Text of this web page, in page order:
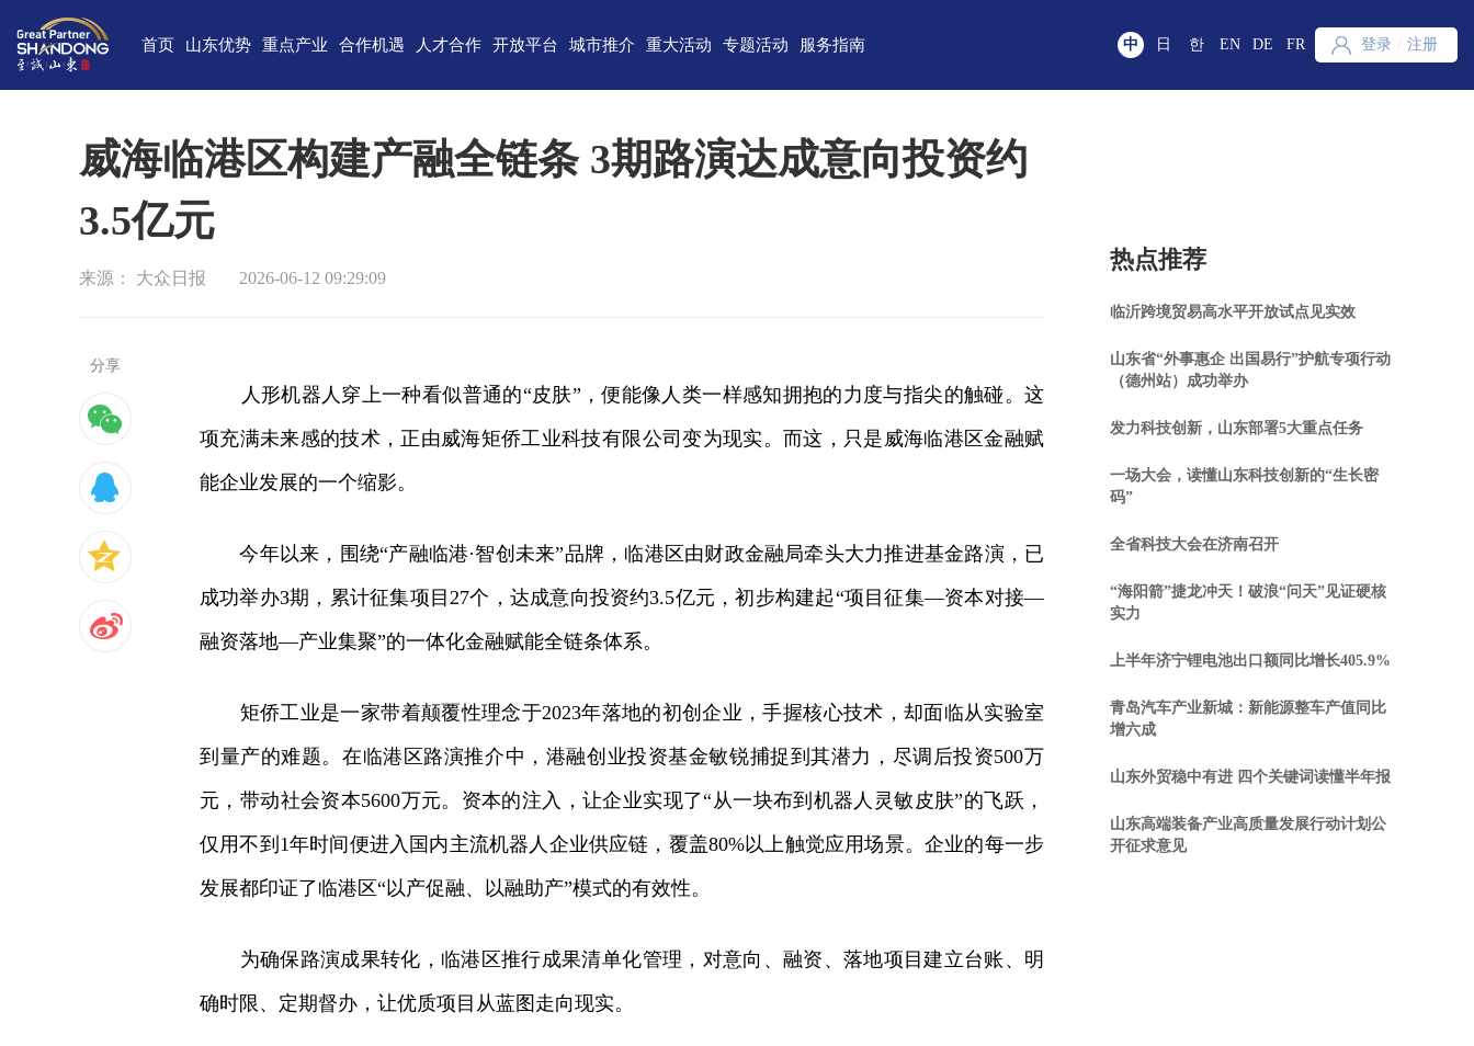
首页 山东优势
独特的区位优势
雄厚的经济基础
完备的产业体系
蓬勃的海洋经济
强大的科技实力
深厚的文化底蕴
宜居的生活环境
重点产业
新一代信息技术 高端装备
新能源 新材料
现代海洋 医养健康
高端化工
合作机遇
合作项目库
重点外资项目跟踪推进平台
人才合作
人才需求
最新招聘
开放平台
中国(山东)自由贸易试验区
高新技术产业开发区
经济（技术）开发区
城市推介
济南 青岛
枣庄
东营 烟台
滨州 菏泽
重大活动 专题活动
重点区域招商
直播山东
云招商
服务指南
政务服务
联络我们
意见建议
中 日 한 EN DE FR 登录 / 注册
威海临港区构建产融全链条 3期路演达成意向投资约
3.5亿元
来源： 大众日报 2026-06-12 09:29:09
人形机器人穿上一种看似普通的“皮肤”，便能像人类一样感知拥抱的力度与指尖的触碰。这
项充满未来感的技术，正由威海矩侨工业科技有限公司变为现实。而这，只是威海临港区金融赋
能企业发展的一个缩影。
今年以来，围绕“产融临港·智创未来”品牌，临港区由财政金融局牵头大力推进基金路演，已
成功举办3期，累计征集项目27个，达成意向投资约3.5亿元，初步构建起“项目征集—资本对接—
融资落地—产业集聚”的一体化金融赋能全链条体系。
矩侨工业是一家带着颠覆性理念于2023年落地的初创企业，手握核心技术，却面临从实验室
到量产的难题。在临港区路演推介中，港融创业投资基金敏锐捕捉到其潜力，尽调后投资500万
元，带动社会资本5600万元。资本的注入，让企业实现了“从一块布到机器人灵敏皮肤”的飞跃，
仅用不到1年时间便进入国内主流机器人企业供应链，覆盖80%以上触觉应用场景。企业的每一步
发展都印证了临港区“以产促融、以融助产”模式的有效性。
为确保路演成果转化，临港区推行成果清单化管理，对意向、融资、落地项目建立台账、明
确时限、定期督办，让优质项目从蓝图走向现实。
分享
热点推荐
临沂跨境贸易高水平开放试点见实效
山东省“外事惠企 出国易行”护航专项行动
（德州站）成功举办
发力科技创新，山东部署5大重点任务
一场大会，读懂山东科技创新的“生长密
码”
全省科技大会在济南召开
“海阳箭”捷龙冲天！破浪“问天”见证硬核
实力
上半年济宁锂电池出口额同比增长405.9%
青岛汽车产业新城：新能源整车产值同比
增六成
山东外贸稳中有进 四个关键词读懂半年报
山东高端装备产业高质量发展行动计划公
开征求意见